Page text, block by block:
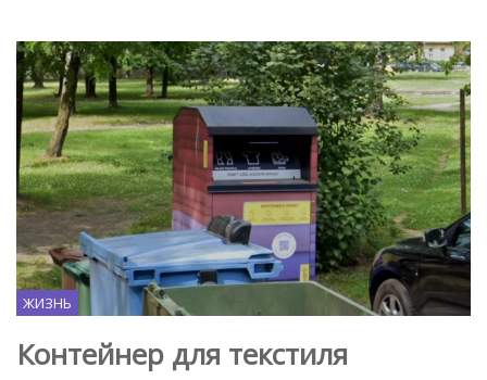
ЖИЗНЬ
Контейнер для текстиля